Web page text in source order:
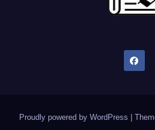
Proudly powered by WordPress |